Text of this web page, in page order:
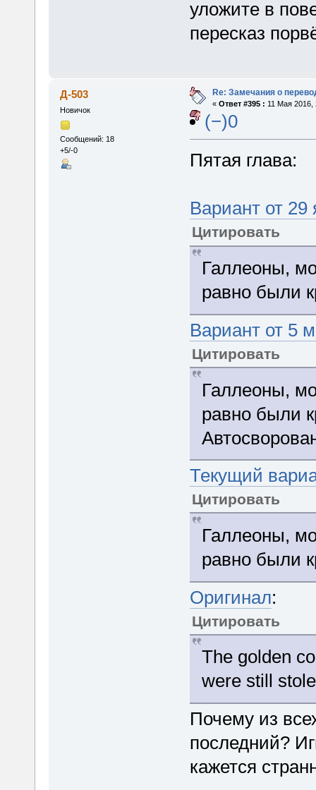
уложите в
пересказ
Д-503
Новичок
Сообщений: 18
+5/-0
Re: Замечания о
« Ответ #395 : 11 Мая 2016,
(−)0
Пятая глава:
Вариант от 29
Цитировать
Галлеоны,
равно были
Вариант от 5
Цитировать
Галлеоны,
равно были
Текущий
Цитировать
Галлеоны,
равно были
Оригинал:
Цитировать
The golden
were still
Почему из
последний?
кажется